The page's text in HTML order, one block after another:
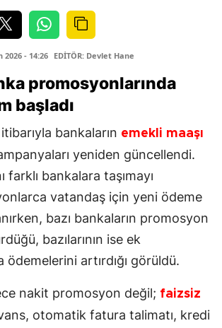
2026 - 14:26 EDİTÖR: Devlet Hane
promosyonlarında
başladı
bankaların emekli maaşı
yeniden güncellendi.
farklı bankalara taşımayı
vatandaş için yeni ödeme
bazı bankaların promosyon
bazılarının ise ek
ödemelerini artırdığı görüldü.
nakit promosyon değil; faizsiz
otomatik fatura talimatı, kredi